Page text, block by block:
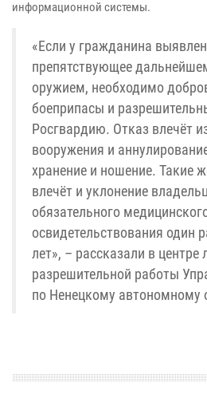
информационной системы.
«Если у гражданина
препятствующее
оружием, необходимо
боеприпасы и
Росгвардию. Отказ влечёт
вооружения и
хранение и ношение. Такие
влечёт и уклонение
обязательного
освидетельствования один
лет», – рассказали в центре
разрешительной работы
по Ненецкому автономному